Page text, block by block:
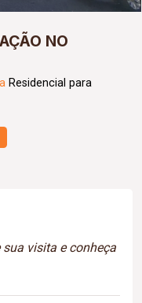
NO
Residencial para
visita e conheça